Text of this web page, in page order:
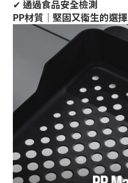
✔ 通過食品安全檢測
PP材質｜堅固又衛生的選擇